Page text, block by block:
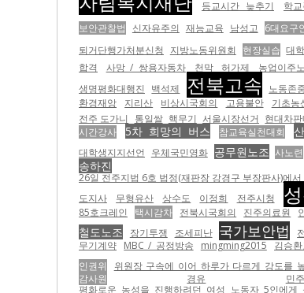
등교시간 늦추기 학
보안관찰법
신자유주의 재능교육 남성고 6대요구
퇴거단행가처분신청 지방노동위원회 현장실습 대학
합격
사망 / 쌍용자동차 천막 허가제 농업이주
생명평화대행진
백석제 전북고속 노동존
환경재앙
지리산 비상시국회의 고용불안 기초농
전주 도가니 통일쌀 핵무기 서울시장선거 현대차
시간강사
5차 희망의 버스 참교육실천대회
대학생지지선언
우체국민영화 공무원노조 사노련
송하진
26일 전주지법 6호 법정(재판장 강경구 부장판사)에
도지사
무형유산 상수도 이정희 전주시청
85호크레인
택시감차 전북시국회의 진주의료원
철도노조 장기투쟁 조세피난 국가보안법
무기계약 MBC / 공정방송 mingming2015 김승
인권위
위원장 구속에 이어 하루가 다르게 강도를
감사원
경유
평화로운 농성을 진행하려던 여성 노동자 5인에